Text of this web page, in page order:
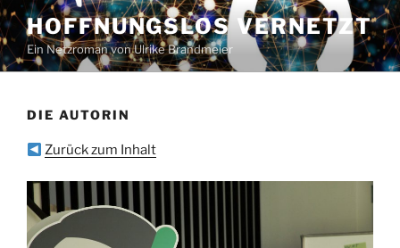
Zum
Inhalt
springen
HOFFNUNGSLOS VERNETZT
Ein Netzroman von Ulrike Brandmeier
DIE AUTORIN
Zurück zum Inhalt